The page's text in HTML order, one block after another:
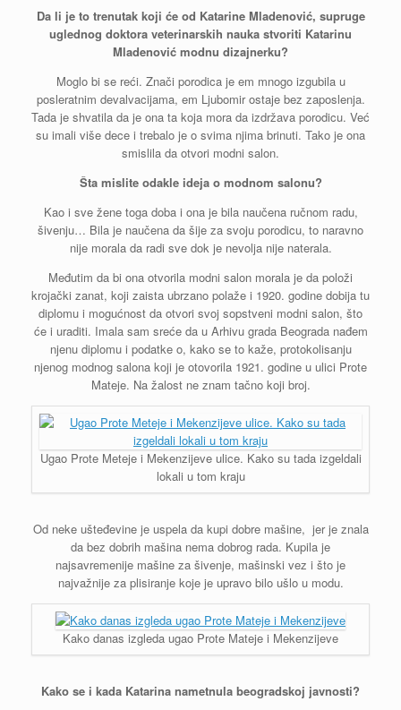
Da li je to trenutak koji će od Katarine Mladenović, supruge
uglednog doktora veterinarskih nauka stvoriti Katarinu
Mladenović modnu dizajnerku?
Moglo bi se reći. Znači porodica je em mnogo izgubila u
posleratnim devalvacijama, em Ljubomir ostaje bez zaposlenja.
Tada je shvatila da je ona ta koja mora da izdržava porodicu. Već
su imali više dece i trebalo je o svima njima brinuti. Tako je ona
smislila da otvori modni salon.
Šta mislite odakle ideja o modnom salonu?
Kao i sve žene toga doba i ona je bila naučena ručnom radu,
šivenju… Bila je naučena da šije za svoju porodicu, to naravno
nije morala da radi sve dok je nevolja nije naterala.
Međutim da bi ona otvorila modni salon morala je da položi
krojački zanat, koji zaista ubrzano polaže i 1920. godine dobija tu
diplomu i mogućnost da otvori svoj sopstveni modni salon, što
će i uraditi. Imala sam sreće da u Arhivu grada Beograda nađem
njenu diplomu i podatke o, kako se to kaže, protokolisanju
njenog modnog salona koji je otovorila 1921. godine u ulici Prote
Mateje. Na žalost ne znam tačno koji broj.
Ugao Prote Meteje i Mekenzijeve ulice. Kako su tada izgeldali
lokali u tom kraju
Od neke ušteđevine je uspela da kupi dobre mašine, jer je znala
da bez dobrih mašina nema dobrog rada. Kupila je
najsavremenije mašine za šivenje, mašinski vez i što je
najvažnije za plisiranje koje je upravo bilo ušlo u modu.
Kako danas izgleda ugao Prote Mateje i Mekenzijeve
Kako se i kada Katarina nametnula beogradskoj javnosti?